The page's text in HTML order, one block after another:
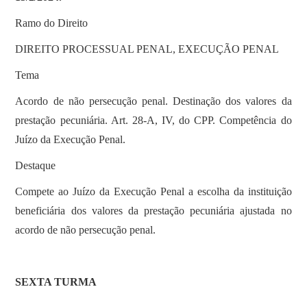
Ramo do Direito
DIREITO PROCESSUAL PENAL, EXECUÇÃO PENAL
Tema
Acordo de não persecução penal. Destinação dos valores da
prestação pecuniária. Art. 28-A, IV, do CPP. Competência do
Juízo da Execução Penal.
Destaque
Compete ao Juízo da Execução Penal a escolha da instituição
beneficiária dos valores da prestação pecuniária ajustada no
acordo de não persecução penal.
SEXTA TURMA